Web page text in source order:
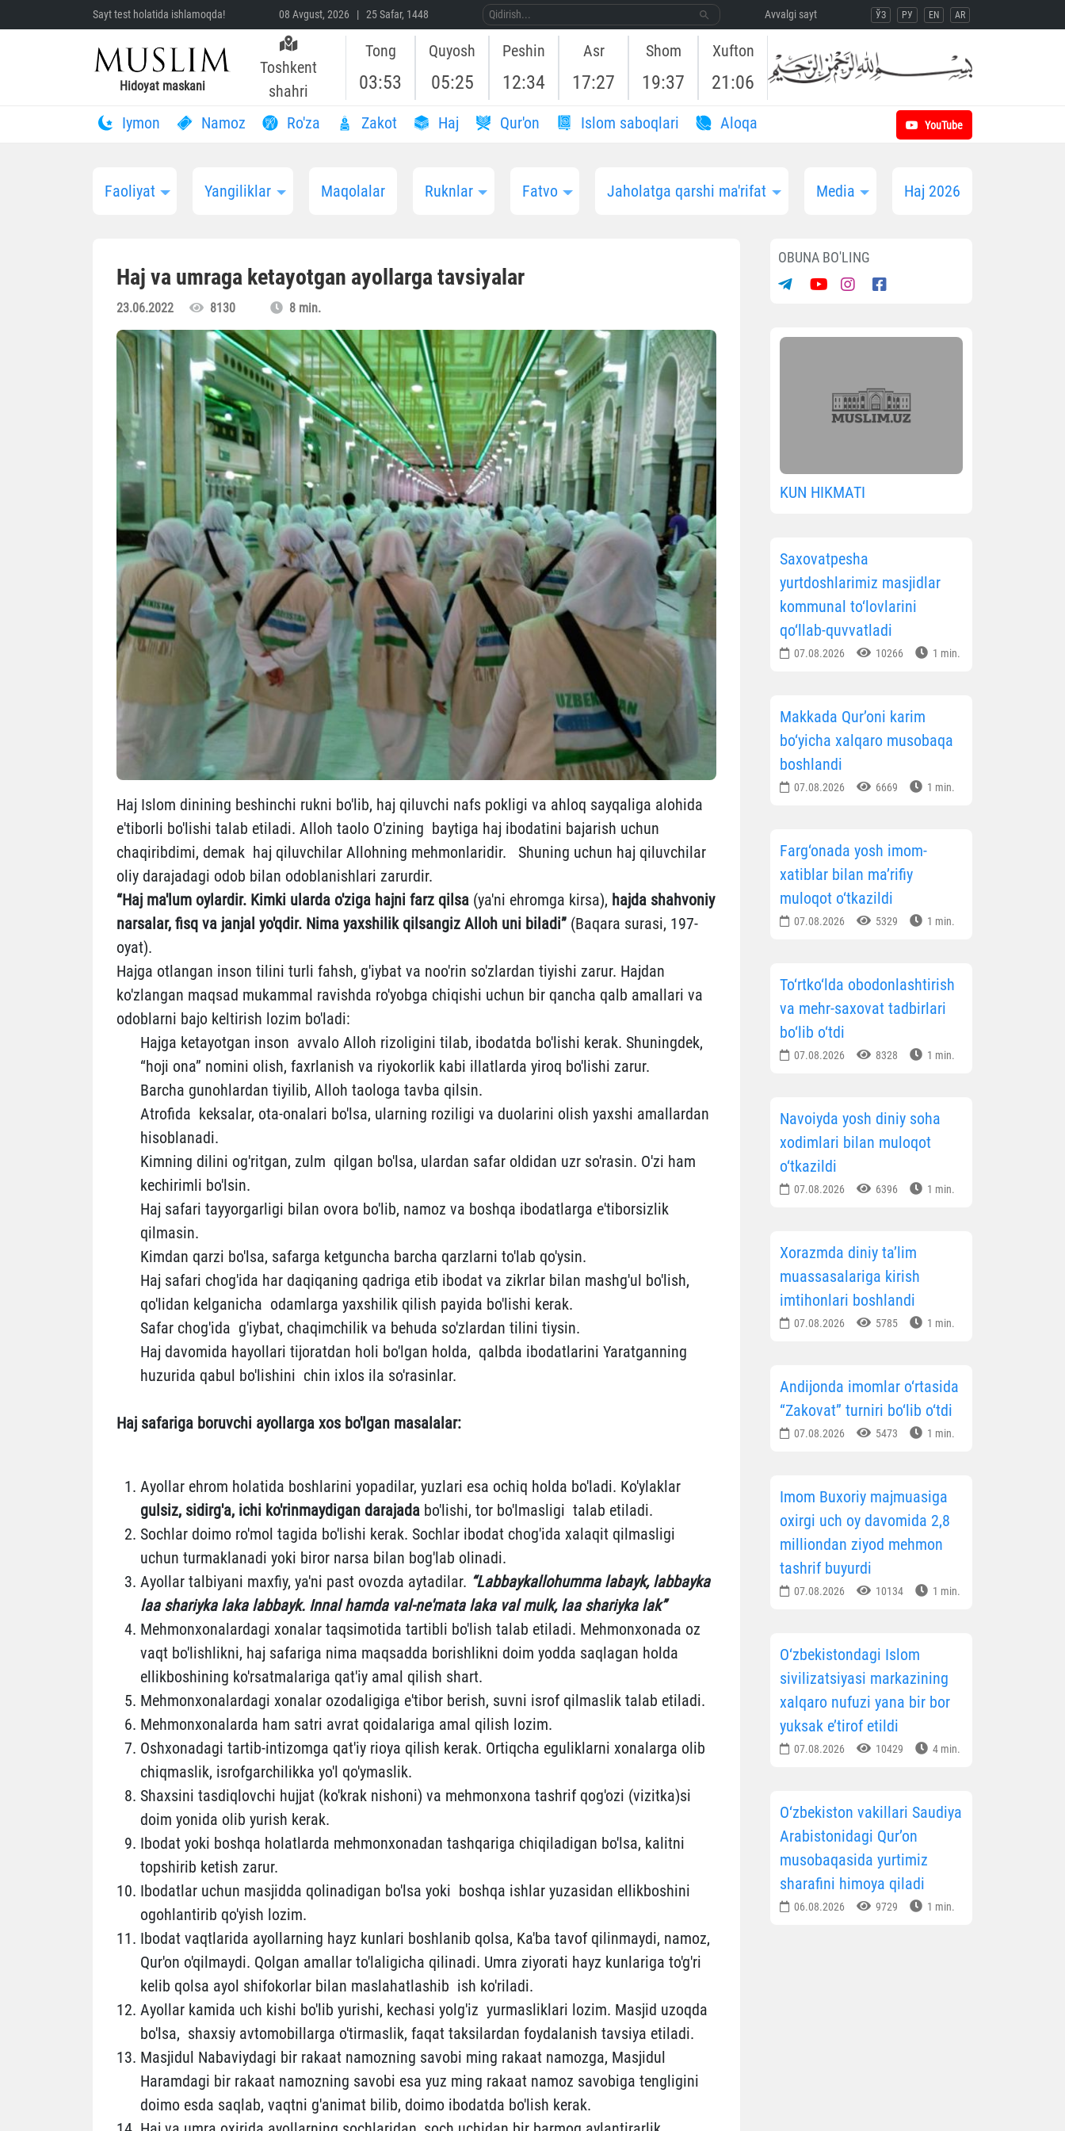
Sayt test holatida ishlamoqda! 08 Avgust, 2026 | 25 Safar, 1448 Avvalgi sayt ЎЗ РУ EN AR
Hidoyat maskani
Toshkent
shahri
Tong
03:53
Quyosh
05:25
Peshin
12:34
Asr
17:27
Shom
19:37
Xufton
21:06
Iymon Namoz Ro'za Zakot Haj Qur'on Islom saboqlari Aloqa YouTube
Faoliyat Yangiliklar Maqolalar Ruknlar Fatvo Jaholatga qarshi ma'rifat Media Haj 2026
Haj va umraga ketayotgan ayollarga tavsiyalar
23.06.2022 8130 8 min.
Haj Islom dinining beshinchi rukni bo'lib, haj qiluvchi nafs pokligi va ahloq sayqaliga alohida
e'tiborli bo'lishi talab etiladi. Alloh taolo O'zining baytiga haj ibodatini bajarish uchun
chaqiribdimi, demak haj qiluvchilar Allohning mehmonlaridir. Shuning uchun haj qiluvchilar
oliy darajadagi odob bilan odoblanishlari zarurdir.
“Haj ma'lum oylardir. Kimki ularda o'ziga hajni farz qilsa (ya'ni ehromga kirsa), hajda shahvoniy
narsalar, fisq va janjal yo'qdir. Nima yaxshilik qilsangiz Alloh uni biladi” (Baqara surasi, 197-
oyat).
Hajga otlangan inson tilini turli fahsh, g'iybat va noo'rin so'zlardan tiyishi zarur. Hajdan
ko'zlangan maqsad mukammal ravishda ro'yobga chiqishi uchun bir qancha qalb amallari va
odoblarni bajo keltirish lozim bo'ladi:
Hajga ketayotgan inson avvalo Alloh rizoligini tilab, ibodatda bo'lishi kerak. Shuningdek,
“hoji ona” nomini olish, faxrlanish va riyokorlik kabi illatlarda yiroq bo'lishi zarur.
Barcha gunohlardan tiyilib, Alloh taologa tavba qilsin.
Atrofida keksalar, ota-onalari bo'lsa, ularning roziligi va duolarini olish yaxshi amallardan
hisoblanadi.
Kimning dilini og'ritgan, zulm qilgan bo'lsa, ulardan safar oldidan uzr so'rasin. O'zi ham
kechirimli bo'lsin.
Haj safari tayyorgarligi bilan ovora bo'lib, namoz va boshqa ibodatlarga e'tiborsizlik
qilmasin.
Kimdan qarzi bo'lsa, safarga ketguncha barcha qarzlarni to'lab qo'ysin.
Haj safari chog'ida har daqiqaning qadriga etib ibodat va zikrlar bilan mashg'ul bo'lish,
qo'lidan kelganicha odamlarga yaxshilik qilish payida bo'lishi kerak.
Safar chog'ida g'iybat, chaqimchilik va behuda so'zlardan tilini tiysin.
Haj davomida hayollari tijoratdan holi bo'lgan holda, qalbda ibodatlarini Yaratganning
huzurida qabul bo'lishini chin ixlos ila so'rasinlar.
Haj safariga boruvchi ayollarga xos bo'lgan masalalar:
Ayollar ehrom holatida boshlarini yopadilar, yuzlari esa ochiq holda bo'ladi. Ko'ylaklar
gulsiz, sidirg'a, ichi ko'rinmaydigan darajada bo'lishi, tor bo'lmasligi talab etiladi.
Sochlar doimo ro'mol tagida bo'lishi kerak. Sochlar ibodat chog'ida xalaqit qilmasligi
uchun turmaklanadi yoki biror narsa bilan bog'lab olinadi.
Ayollar talbiyani maxfiy, ya'ni past ovozda aytadilar. “Labbaykallohumma labayk, labbayka
laa shariyka laka labbayk. Innal hamda val-ne'mata laka val mulk, laa shariyka lak”
Mehmonxonalardagi xonalar taqsimotida tartibli bo'lish talab etiladi. Mehmonxonada oz
vaqt bo'lishlikni, haj safariga nima maqsadda borishlikni doim yodda saqlagan holda
ellikboshining ko'rsatmalariga qat'iy amal qilish shart.
Mehmonxonalardagi xonalar ozodaligiga e'tibor berish, suvni isrof qilmaslik talab etiladi.
Mehmonxonalarda ham satri avrat qoidalariga amal qilish lozim.
Oshxonadagi tartib-intizomga qat'iy rioya qilish kerak. Ortiqcha eguliklarni xonalarga olib
chiqmaslik, isrofgarchilikka yo'l qo'ymaslik.
Shaxsini tasdiqlovchi hujjat (ko'krak nishoni) va mehmonxona tashrif qog'ozi (vizitka)si
doim yonida olib yurish kerak.
Ibodat yoki boshqa holatlarda mehmonxonadan tashqariga chiqiladigan bo'lsa, kalitni
topshirib ketish zarur.
Ibodatlar uchun masjidda qolinadigan bo'lsa yoki boshqa ishlar yuzasidan ellikboshini
ogohlantirib qo'yish lozim.
Ibodat vaqtlarida ayollarning hayz kunlari boshlanib qolsa, Ka'ba tavof qilinmaydi, namoz,
Qur'on o'qilmaydi. Qolgan amallar to'laligicha qilinadi. Umra ziyorati hayz kunlariga to'g'ri
kelib qolsa ayol shifokorlar bilan maslahatlashib ish ko'riladi.
Ayollar kamida uch kishi bo'lib yurishi, kechasi yolg'iz yurmasliklari lozim. Masjid uzoqda
bo'lsa, shaxsiy avtomobillarga o'tirmaslik, faqat taksilardan foydalanish tavsiya etiladi.
Masjidul Nabaviydagi bir rakaat namozning savobi ming rakaat namozga, Masjidul
Haramdagi bir rakaat namozning savobi esa yuz ming rakaat namoz savobiga tengligini
doimo esda saqlab, vaqtni g'animat bilib, doimo ibodatda bo'lish kerak.
OBUNA BO'LING
KUN HIKMATI
Saxovatpesha
yurtdoshlarimiz masjidlar
kommunal to‘lovlarini
qo‘llab-quvvatladi
07.08.2026 10266 1 min.
Makkada Qur’oni karim
bo‘yicha xalqaro musobaqa
boshlandi
07.08.2026 6669 1 min.
Farg‘onada yosh imom-
xatiblar bilan ma’rifiy
muloqot o‘tkazildi
07.08.2026 5329 1 min.
To‘rtko‘lda obodonlashtirish
va mehr-saxovat tadbirlari
bo‘lib o‘tdi
07.08.2026 8328 1 min.
Navoiyda yosh diniy soha
xodimlari bilan muloqot
o‘tkazildi
07.08.2026 6396 1 min.
Xorazmda diniy ta’lim
muassasalariga kirish
imtihonlari boshlandi
07.08.2026 5785 1 min.
Andijonda imomlar o‘rtasida
“Zakovat” turniri bo‘lib o‘tdi
07.08.2026 5473 1 min.
Imom Buxoriy majmuasiga
oxirgi uch oy davomida 2,8
milliondan ziyod mehmon
tashrif buyurdi
07.08.2026 10134 1 min.
O‘zbekistondagi Islom
sivilizatsiyasi markazining
xalqaro nufuzi yana bir bor
yuksak e’tirof etildi
07.08.2026 10429 4 min.
O‘zbekiston vakillari Saudiya
Arabistonidagi Qur’on
musobaqasida yurtimiz
sharafini himoya qiladi
06.08.2026 9729 1 min.